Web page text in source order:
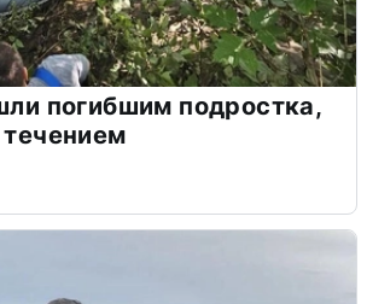
погибшим подростка,